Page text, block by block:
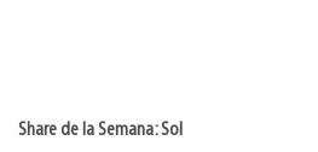
Share de la Semana: Sol